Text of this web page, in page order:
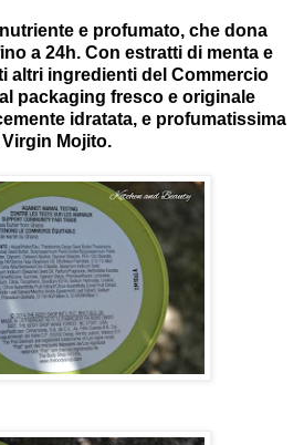
e profumato, che dona
a 24h. Con estratti di menta e
altri ingredienti del Commercio
packaging fresco e originale
idratata, e profumatissima
Mojito.